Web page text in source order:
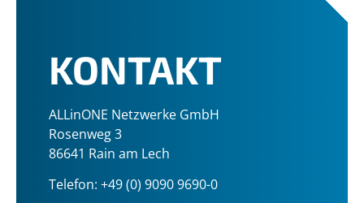
KONTAKT
ALLinONE Netzwerke GmbH
Rosenweg 3
86641 Rain am Lech
Telefon: +49 (0) 9090 9690-0